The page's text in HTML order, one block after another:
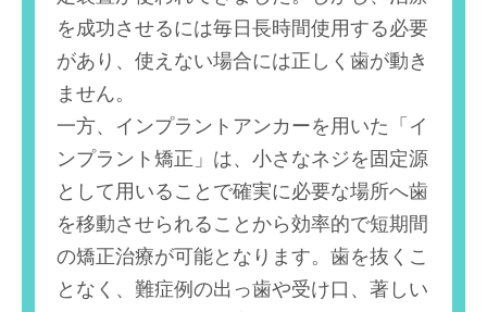
を成功させるには毎日長時間使用する必要
があり、使えない場合には正しく歯が動き
ません。
一方、インプラントアンカーを用いた「イ
ンプラント矯正」は、小さなネジを固定源
として用いることで確実に必要な場所へ歯
を移動させられることから効率的で短期間
の矯正治療が可能となります。歯を抜くこ
となく、難症例の出っ歯や受け口、著しい